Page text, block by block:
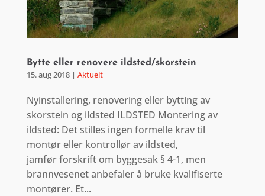
Bytte eller renovere ildsted/skorstein
15. aug 2018| Aktuelt
Nyinstallering, renovering eller bytting av
skorstein og ildsted ILDSTED Montering av
ildsted: Det stilles ingen formelle krav til
montør eller kontrollør av ildsted,
jamfør forskrift om byggesak § 4-1, men
brannvesenet anbefaler å bruke kvalifiserte
montører. Et...